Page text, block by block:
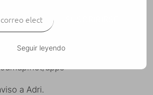
permite tocar la guitarrla desde el
que añadir al installer la
apps
a Adri.
Seguir leyendo